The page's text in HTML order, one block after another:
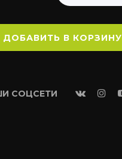
ДОБАВИТЬ В КОРЗИНУ
СОЦСЕТИ